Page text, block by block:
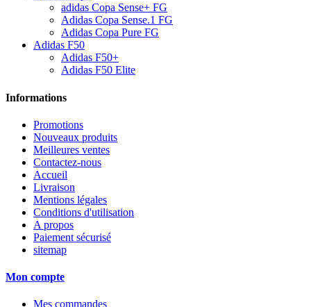
adidas Copa Sense+ FG
Adidas Copa Sense.1 FG
Adidas Copa Pure FG
Adidas F50
Adidas F50+
Adidas F50 Elite
Informations
Promotions
Nouveaux produits
Meilleures ventes
Contactez-nous
Accueil
Livraison
Mentions légales
Conditions d'utilisation
A propos
Paiement sécurisé
sitemap
Mon compte
Mes commandes